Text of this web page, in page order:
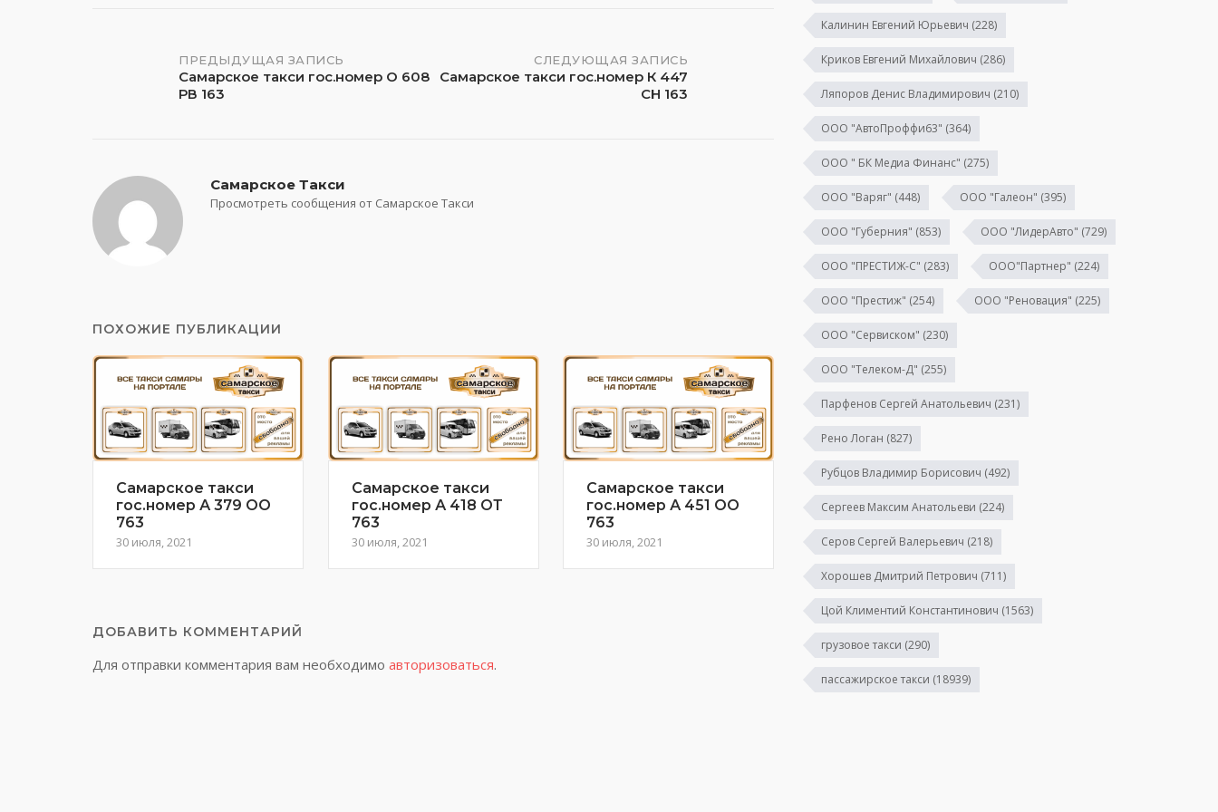
НавигацияПРЕДЫДУЩАЯ ЗАПИСЬ
Самарское такси гос.номер О 608
РВ 163
СЛЕДУЮЩАЯ ЗАПИСЬ
Самарское такси гос.номер К 447
СН 163
Самарское Такси
Просмотреть сообщения от Самарское Такси
ПОХОЖИЕ ПУБЛИКАЦИИ
Самарское такси
гос.номер А 379 ОО
763
30 июля, 2021
Самарское такси
гос.номер А 418 ОТ
763
30 июля, 2021
Самарское такси
гос.номер А 451 ОО
763
30 июля, 2021
ДОБАВИТЬ КОММЕНТАРИЙ
Для отправки комментария вам необходимо авторизоваться.
Калинин Евгений Юрьевич (228)
Криков Евгений Михайлович (286)
Ляпоров Денис Владимирович (210)
ООО "АвтоПроффи63" (364)
ООО " БК Медиа Финанс" (275)
ООО "Варяг" (448) ООО "Галеон" (395)
ООО "Губерния" (853) ООО "ЛидерАвто" (729)
ООО "ПРЕСТИЖ-С" (283) ООО"Партнер" (224)
ООО "Престиж" (254) ООО "Реновация" (225)
ООО "Сервиском" (230)
ООО "Телеком-Д" (255)
Парфенов Сергей Анатольевич (231)
Рено Логан (827)
Рубцов Владимир Борисович (492)
Сергеев Максим Анатольеви (224)
Серов Сергей Валерьевич (218)
Хорошев Дмитрий Петрович (711)
Цой Климентий Константинович (1563)
грузовое такси (290)
пассажирское такси (18939)